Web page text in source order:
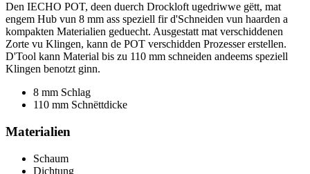
Den IECHO POT, deen duerch Drockloft ugedriwwe gëtt, mat
engem Hub vun 8 mm ass speziell fir d'Schneiden vun haarden a
kompakten Materialien geduecht. Ausgestatt mat verschiddenen
Zorte vu Klingen, kann de POT verschidden Prozesser erstellen.
D'Tool kann Material bis zu 110 mm schneiden andeems speziell
Klingen benotzt ginn.
8 mm Schlag
110 mm Schnëttdicke
Materialien
Schaum
Dichtung